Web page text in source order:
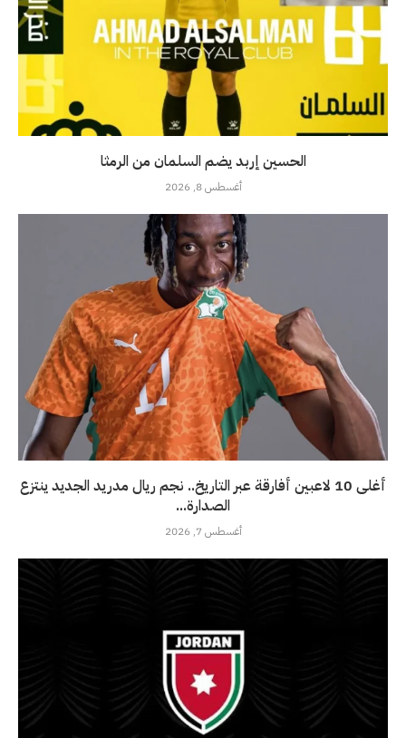
الحسين إربد يضم السلمان من الرمثا
أغسطس 8, 2026
أغلى 10 لاعبين أفارقة عبر التاريخ.. نجم ريال مدريد الجديد ينتزع
الصدارة...
أغسطس 7, 2026